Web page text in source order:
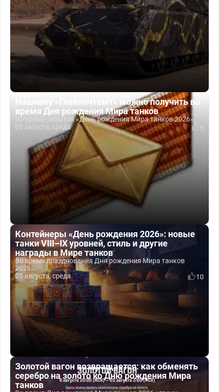
Нашивку «Главпочтамт» можно получить во
время Дня рождения Мира танков
Во время события «День рождения Мира танков 2026»...
05 августа, среда
5
Контейнеры «День рождения 2026»: новые
танки VIII–IX уровней, стиль и другие
награды в Мире танков
Во время празднования Дня рождения Мира танков
2026...
05 августа, среда
10
Золотой вагон возвращается: как обменять
серебро на золото ко Дню рождения Мира
танков